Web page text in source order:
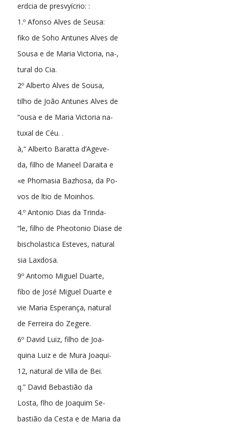
erdcia de presvyícrio: :
1.º Afonso Alves de Seusa:
fiko de Soho Antunes Alves de
Sousa e de Maria Victoria, na-,
tural do Cia.
2º Alberto Alves de Sousa,
tilho de João Antunes Alves de
“ousa e de Maria Victoria na-
tuxal de Céu. .
à,“ Alberto Baratta d’Ageve-
da, filho de Maneel Daraita e
«e Phomasia Bazhosa, da Po-
vos de ltio de Moinhos.
4.º Antonio Dias da Trinda-
“le, filho de Pheotonio Diase de
bischolastica Esteves, natural
sia Laxdosa.
9º Antomo Miguel Duarte,
fibo de José Miguel Duarte e
vie Maria Esperança, natural
de Ferreira do Zegere.
6º David Luiz, filho de Joa-
quina Luiz e de Mura Joaqui-
12, natural de Villa de Bei.
q.” David Bebastião da
Losta, flho de Joaquim Se-
bastião da Cesta e de Maria da